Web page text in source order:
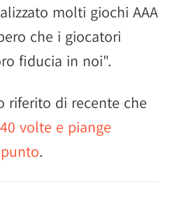
molti giochi AAA
che i giocatori
fiducia in noi".
riferito di recente che
volte e piange
.